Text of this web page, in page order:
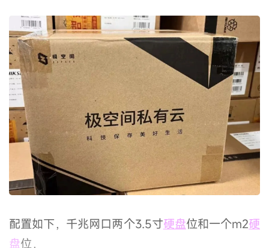
配置如下，千兆网口两个3.5寸硬盘位和一个m2硬
盘位，